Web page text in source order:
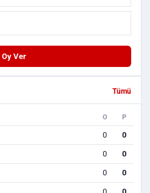
Oy Ver
Tümü
O P
0 0
0 0
0 0